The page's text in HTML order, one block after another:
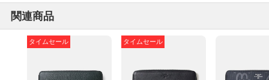
関連商品
タイムセール タイムセール